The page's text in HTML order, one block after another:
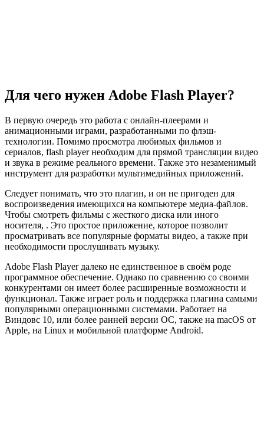
Для чего нужен Adobe Flash Player?
В первую очередь это работа с онлайн-плеерами и
анимационными играми, разработанными по флэш-
технологии. Помимо просмотра любимых фильмов и
сериалов, flash player необходим для прямой трансляции видео
и звука в режиме реального времени. Также это незаменимый
инструмент для разработки мультимедийных приложений.
Следует понимать, что это плагин, и он не пригоден для
воспроизведения имеющихся на компьютере медиа-файлов.
Чтобы смотреть фильмы с жесткого диска или иного
носителя, . Это простое приложение, которое позволит
просматривать все популярные форматы видео, а также при
необходимости прослушивать музыку.
Adobe Flash Player далеко не единственное в своём роде
программное обеспечение. Однако по сравнению со своими
конкурентами он имеет более расширенные возможности и
функционал. Также играет роль и поддержка плагина самыми
популярными операционными системами. Работает на
Виндовс 10, или более ранней версии ОС, также на macOS от
Apple, на Linux и мобильной платформе Android.